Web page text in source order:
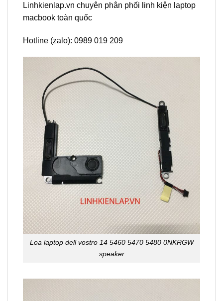
Linhkienlap.vn chuyên phân phối linh kiện laptop
macbook toàn quốc
Hotline (zalo): 0989 019 209
Loa laptop dell vostro 14 5460 5470 5480 0NKRGW
speaker